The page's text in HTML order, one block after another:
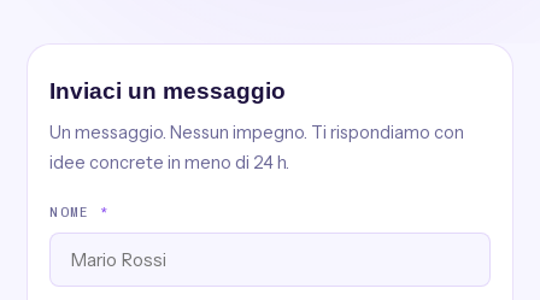
Inviaci un messaggio
Un messaggio. Nessun impegno. Ti rispondiamo con
idee concrete in meno di 24 h.
NOME *